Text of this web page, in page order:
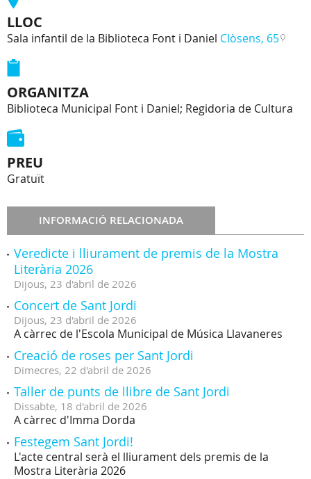
LLOC
Sala infantil de la Biblioteca Font i Daniel Clòsens, 65
ORGANITZA
Biblioteca Municipal Font i Daniel; Regidoria de Cultura
PREU
Gratuït
INFORMACIÓ RELACIONADA
Veredicte i lliurament de premis de la Mostra
Literària 2026
Dijous, 23 d'abril de 2026
Concert de Sant Jordi
Dijous, 23 d'abril de 2026
A càrrec de l'Escola Municipal de Música Llavaneres
Creació de roses per Sant Jordi
Dimecres, 22 d'abril de 2026
Taller de punts de llibre de Sant Jordi
Dissabte, 18 d'abril de 2026
A càrrec d'Imma Dorda
Festegem Sant Jordi!
L'acte central serà el lliurament dels premis de la
Mostra Literària 2026